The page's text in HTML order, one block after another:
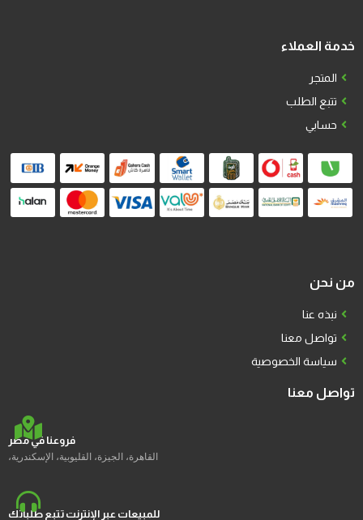
خدمة العملاء
المتجر
تتبع الطلب
حسابي
من نحن
نبذه عنا
تواصل معنا
سياسة الخصوصية
تواصل معنا
فروعنا في مصر
القاهرة، الجيزة، القليوبية، الإسكندرية،
للمبيعات عبر الإنترنت تتبع طلباتك